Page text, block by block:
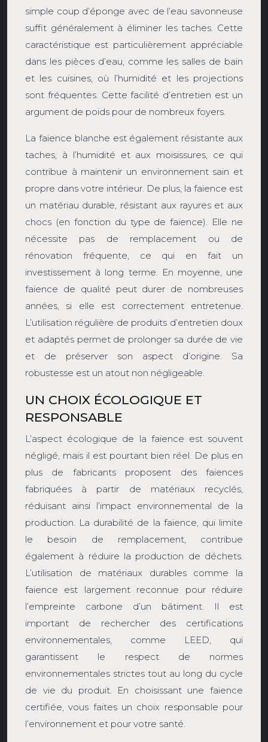
simple coup d’éponge avec de l’eau savonneuse
suffit généralement à éliminer les taches. Cette
caractéristique est particulièrement appréciable
dans les pièces d’eau, comme les salles de bain
et les cuisines, où l’humidité et les projections
sont fréquentes. Cette facilité d’entretien est un
argument de poids pour de nombreux foyers.
La faïence blanche est également résistante aux
taches, à l’humidité et aux moisissures, ce qui
contribue à maintenir un environnement sain et
propre dans votre intérieur. De plus, la faïence est
un matériau durable, résistant aux rayures et aux
chocs (en fonction du type de faïence). Elle ne
nécessite pas de remplacement ou de
rénovation fréquente, ce qui en fait un
investissement à long terme. En moyenne, une
faïence de qualité peut durer de nombreuses
années, si elle est correctement entretenue.
L’utilisation régulière de produits d’entretien doux
et adaptés permet de prolonger sa durée de vie
et de préserver son aspect d’origine. Sa
robustesse est un atout non négligeable.
UN CHOIX ÉCOLOGIQUE ET
RESPONSABLE
L’aspect écologique de la faïence est souvent
négligé, mais il est pourtant bien réel. De plus en
plus de fabricants proposent des faïences
fabriquées à partir de matériaux recyclés,
réduisant ainsi l’impact environnemental de la
production. La durabilité de la faïence, qui limite
le besoin de remplacement, contribue
également à réduire la production de déchets.
L’utilisation de matériaux durables comme la
faïence est largement reconnue pour réduire
l’empreinte carbone d’un bâtiment. Il est
important de rechercher des certifications
environnementales, comme LEED, qui
garantissent le respect de normes
environnementales strictes tout au long du cycle
de vie du produit. En choisissant une faïence
certifiée, vous faites un choix responsable pour
l’environnement et pour votre santé.